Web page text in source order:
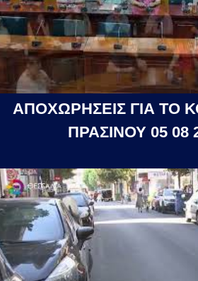
ΑΠΟΧΩΡΗΣΕΙΣ ΓΙΑ ΤΟ
ΠΡΑΣΙΝΟΥ 05 08